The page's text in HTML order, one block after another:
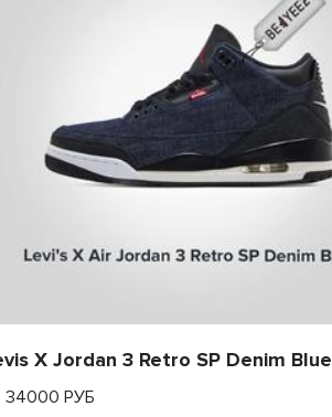
X Jordan 3 Retro SP Denim Blue
34000 РУБ